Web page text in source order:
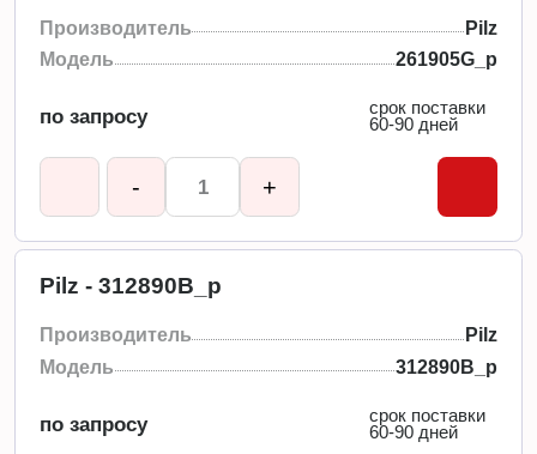
Производитель
Pilz
Модель
261905G_p
по запросу
срок поставки
60-90 дней
- +
Pilz - 312890B_p
Производитель
Pilz
Модель
312890B_p
по запросу
срок поставки
60-90 дней